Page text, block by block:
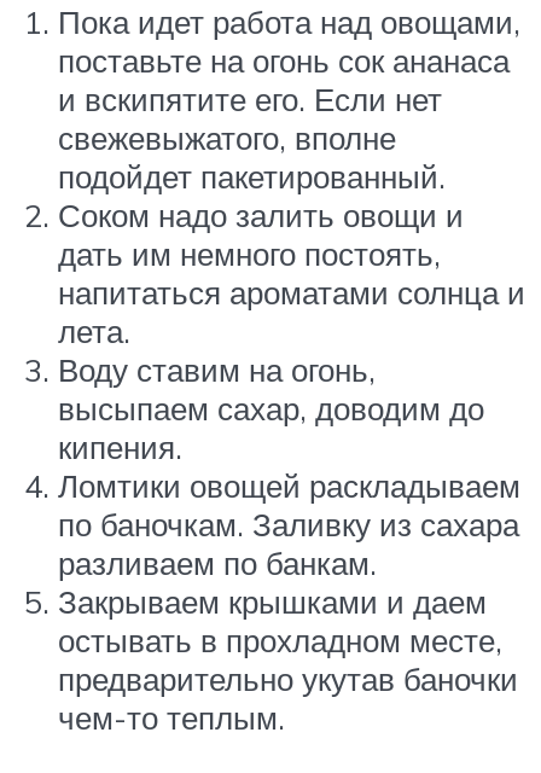
Пока идет работа над овощами,
поставьте на огонь сок ананаса
и вскипятите его. Если нет
свежевыжатого, вполне
подойдет пакетированный.
Соком надо залить овощи и
дать им немного постоять,
напитаться ароматами солнца и
лета.
Воду ставим на огонь,
высыпаем сахар, доводим до
кипения.
Ломтики овощей раскладываем
по баночкам. Заливку из сахара
разливаем по банкам.
Закрываем крышками и даем
остывать в прохладном месте,
предварительно укутав баночки
чем-то теплым.